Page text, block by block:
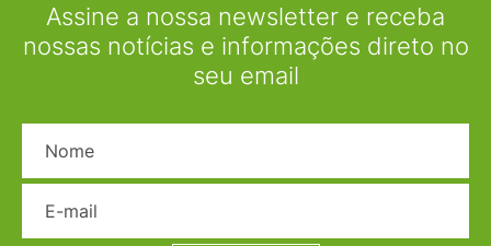
Assine a nossa newsletter e receba
nossas notícias e informações direto no
seu email